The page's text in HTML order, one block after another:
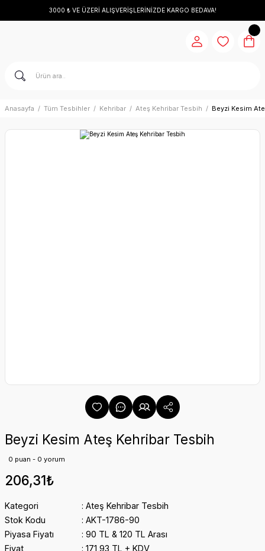
3000 ₺ VE ÜZERİ ALIŞVERİŞLERİNİZDE KARGO BEDAVA!
Anasayfa Tüm Tesbihler Kehribar Ateş Kehribar Tesbih Beyzi Kesim
Beyzi Kesim Ateş Kehribar Tesbih
0 puan - 0 yorum
206,31₺
Kategori
Ateş Kehribar Tesbih
Stok Kodu
AKT-1786-90
Piyasa Fiyatı
90 TL & 120 TL Arası
Fiyat
171,93 TL + KDV